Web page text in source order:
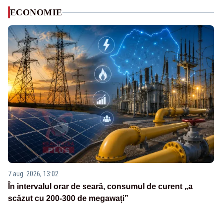
ECONOMIE
7 aug. 2026, 13:02
În intervalul orar de seară, consumul de curent „a
scăzut cu 200-300 de megawați”